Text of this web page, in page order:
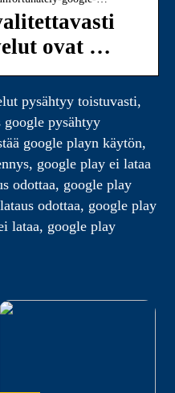
ovat …
pysähtyy toistuvasti,
pysähtyy
google playn käytön,
google play ei lataa
odottaa, google play
odottaa, google play
lataa, google play